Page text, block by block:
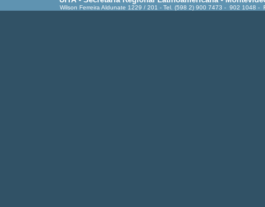
Wilson Ferreira Aldunate 1229 / 201 - Tel. (598 2) 900 7473 - 902 1048 -